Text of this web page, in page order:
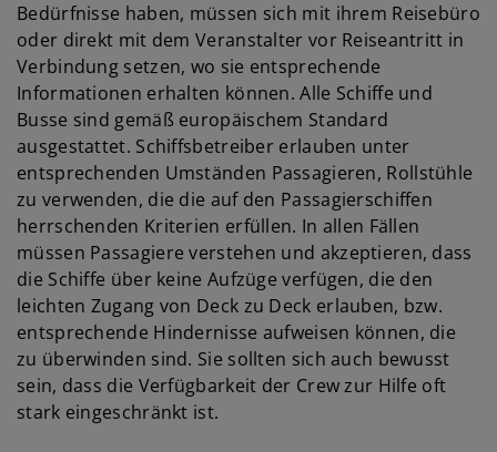
Bedürfnisse haben, müssen sich mit ihrem Reisebüro
oder direkt mit dem Veranstalter vor Reiseantritt in
Verbindung setzen, wo sie entsprechende
Informationen erhalten können. Alle Schiffe und
Busse sind gemäß europäischem Standard
ausgestattet. Schiffsbetreiber erlauben unter
entsprechenden Umständen Passagieren, Rollstühle
zu verwenden, die die auf den Passagierschiffen
herrschenden Kriterien erfüllen. In allen Fällen
müssen Passagiere verstehen und akzeptieren, dass
die Schiffe über keine Aufzüge verfügen, die den
leichten Zugang von Deck zu Deck erlauben, bzw.
entsprechende Hindernisse aufweisen können, die
zu überwinden sind. Sie sollten sich auch bewusst
sein, dass die Verfügbarkeit der Crew zur Hilfe oft
stark eingeschränkt ist.